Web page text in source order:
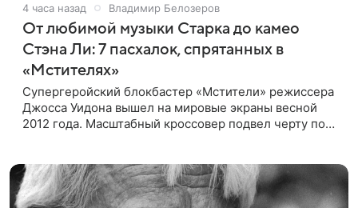
4 часа назад Владимир Белозеров
От любимой музыки Старка до камео
Стэна Ли: 7 пасхалок, спрятанных в
«Мстителях»
Супергеройский блокбастер «Мстители» режиссера
Джосса Уидона вышел на мировые экраны весной
2012 года. Масштабный кроссовер подвел черту под